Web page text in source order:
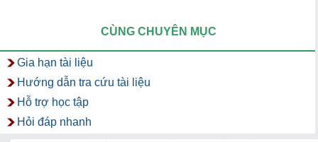
CÙNG CHUYÊN MỤC
Gia hạn tài liệu
Hướng dẫn tra cứu tài liệu
Hỗ trợ học tập
Hỏi đáp nhanh